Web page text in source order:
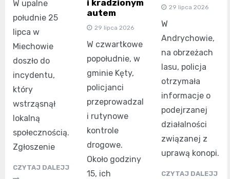
W upalne
południe 25
lipca w
Miechowie
doszło do
incydentu,
który
wstrząsnął
lokalną
społecznością.
Zgłoszenie
CZYTAJ DALEJJ
i kradzionym
autem
29 lipca 2026
W czwartkowe
popołudnie, w
gminie Kęty,
policjanci
przeprowadzal
i rutynowe
kontrole
drogowe.
Około godziny
15, ich
29 lipca 2026
W
Andrychowie,
na obrzeżach
lasu, policja
otrzymała
informacje o
podejrzanej
działalności
związanej z
uprawą konopi.
CZYTAJ DALEJJ